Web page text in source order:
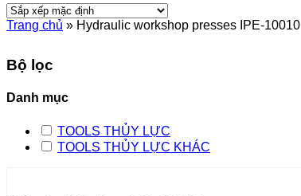
Trang chủ » Hydraulic workshop presses IPE-10010
Bộ lọc
Danh mục
TOOLS THỦY LỰC
TOOLS THỦY LỰC KHÁC